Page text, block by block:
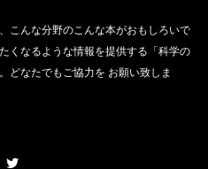
こんな分野のこんな本がおもしろいで
くなるような情報を提供する「科学の
どなたでもご協力を お願い致しま